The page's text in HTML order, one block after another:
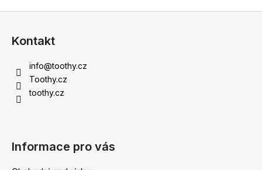
Kontakt
info@toothy.cz
Toothy.cz
toothy.cz
Informace pro vás